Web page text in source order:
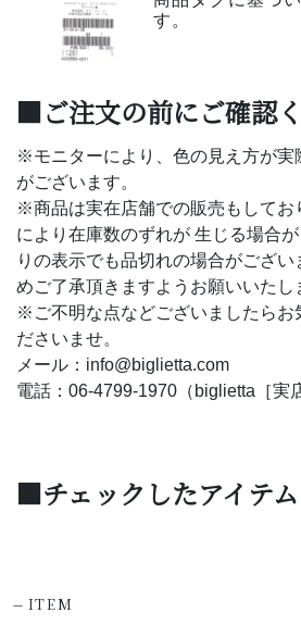
す。
■ご注文の前にご確認
※モニターにより、色の見え方が実
がございます。
※商品は実在店舗での販売もしてお
により在庫数のずれが 生じる場合
りの表示でも品切れの場合がござい
めご了承頂きますようお願いいたし
※ご不明な点などございましたらお
ださいませ。
メール：info@biglietta.com
電話：06-4799-1970（biglietta［実
■チェックしたアイテム
-ITEM